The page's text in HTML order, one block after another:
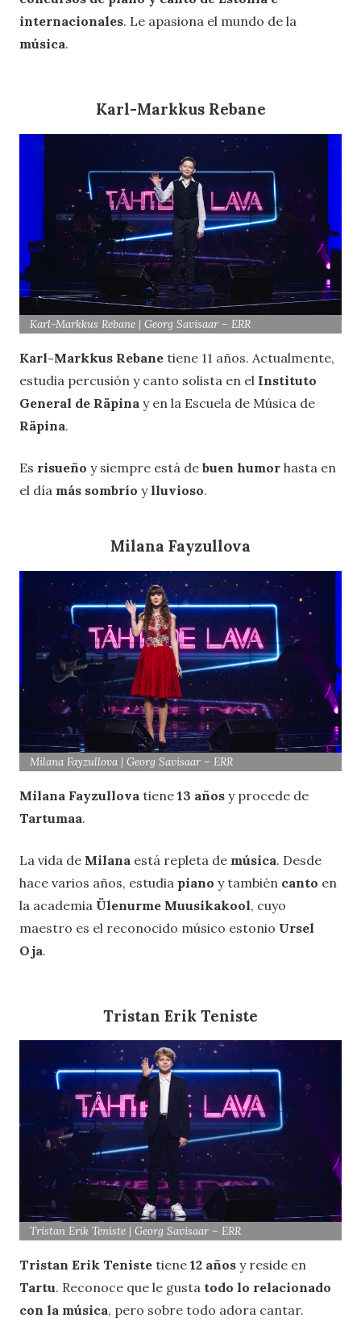
internacionales. Le apasiona el mundo de la
música.
Karl-Markkus Rebane
Karl-Markkus Rebane | Georg Savisaar – ERR
Karl-Markkus Rebane tiene 11 años. Actualmente,
estudia percusión y canto solista en el Instituto
General de Räpina y en la Escuela de Música de
Räpina.
Es risueño y siempre está de buen humor hasta en
el día más sombrío ylluvioso.
Milana Fayzullova
Milana Fayzullova | Georg Savisaar – ERR
Milana Fayzullova tiene 13 años y procede de
Tartumaa.
La vida de Milana está repleta de música. Desde
hace varios años, estudia piano y también canto en
la academia Ülenurme Muusikakool, cuyo
maestro es el reconocido músico estonio Ursel
Oja.
Tristan Erik Teniste
Tristan Erik Teniste | Georg Savisaar – ERR
Tristan Erik Teniste tiene 12 años y reside en
Tartu. Reconoce que le gusta todo lo relacionado
con la música, pero sobre todo adora cantar.